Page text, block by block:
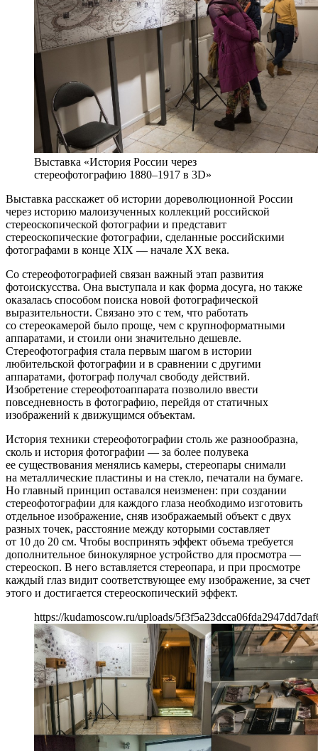
Выставка «История России через
стереофотографию 1880–1917 в 3D»
Выставка расскажет об истории дореволюционной России
через историю малоизученных коллекций российской
стереоскопической фотографии и представит
стереоскопические фотографии, сделанные российскими
фотографами в конце ХIХ — начале ХХ века.
Со стереофотографией связан важный этап развития
фотоискусства. Она выступала и как форма досуга, но также
оказалась способом поиска новой фотографической
выразительности. Связано это с тем, что работать
со стереокамерой было проще, чем с крупноформатными
аппаратами, и стоили они значительно дешевле.
Стереофотография стала первым шагом в истории
любительской фотографии и в сравнении с другими
аппаратами, фотограф получал свободу действий.
Изобретение стереофотоаппарата позволило ввести
повседневность в фотографию, перейдя от статичных
изображений к движущимся объектам.
История техники стереофотографии столь же разнообразна,
сколь и история фотографии — за более полувека
ее существования менялись камеры, стереопары снимали
на металлические пластины и на стекло, печатали на бумаге.
Но главный принцип оставался неизменен: при создании
стереофотографии для каждого глаза необходимо изготовить
отдельное изображение, сняв изображаемый объект с двух
разных точек, расстояние между которыми составляет
от 10 до 20 см. Чтобы воспринять эффект объема требуется
дополнительное бинокулярное устройство для просмотра —
стереоскоп. В него вставляется стереопара, и при просмотре
каждый глаз видит соответствующее ему изображение, за счет
этого и достигается стереоскопический эффект.
https://kudamoscow.ru/uploads/